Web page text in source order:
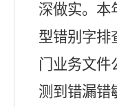
深做实。本
型错别字排
门业务文件
测到错漏错